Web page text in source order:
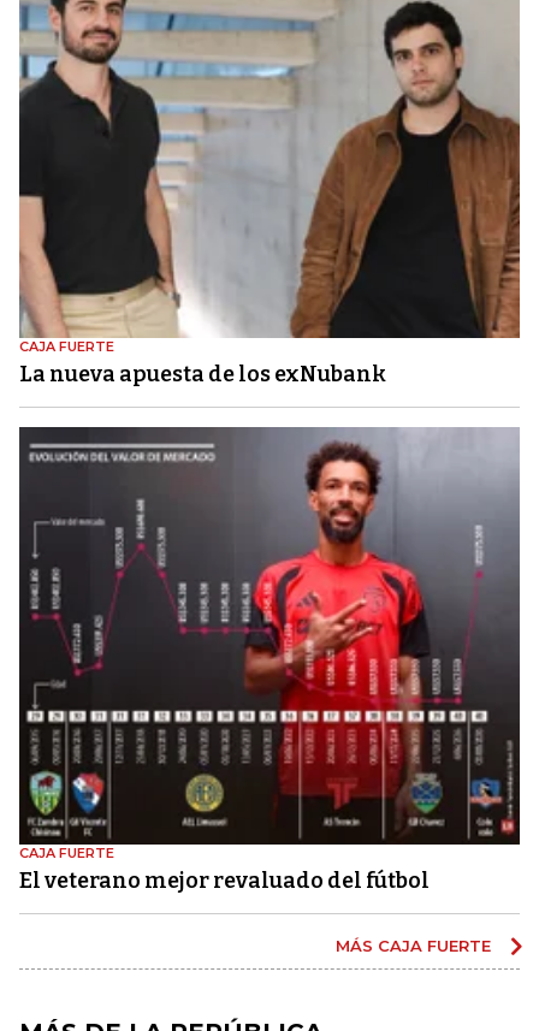
CAJA FUERTE
La nueva apuesta de los exNubank
CAJA FUERTE
El veterano mejor revaluado del fútbol
MÁS CAJA FUERTE